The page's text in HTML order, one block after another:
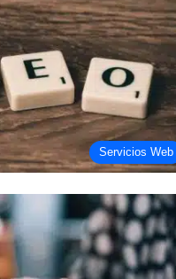
Servicios Web